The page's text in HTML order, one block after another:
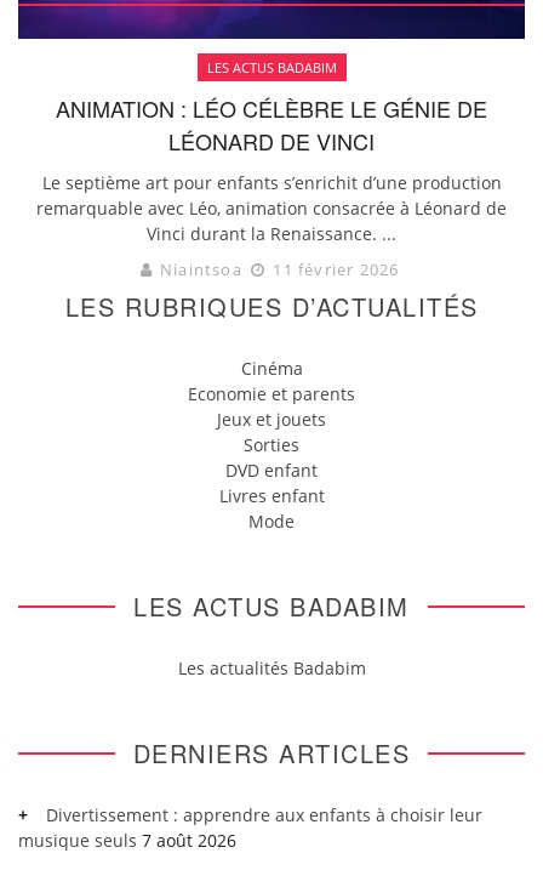
LES ACTUS BADABIM
ANIMATION : LÉO CÉLÈBRE LE GÉNIE DE
LÉONARD DE VINCI
Le septième art pour enfants s’enrichit d’une production
remarquable avec Léo, animation consacrée à Léonard de
Vinci durant la Renaissance. ...
Niaintsoa 11 février 2026
LES RUBRIQUES D’ACTUALITÉS
Cinéma
Economie et parents
Jeux et jouets
Sorties
DVD enfant
Livres enfant
Mode
LES ACTUS BADABIM
Les actualités Badabim
DERNIERS ARTICLES
Divertissement : apprendre aux enfants à choisir leur
musique seuls 7 août 2026